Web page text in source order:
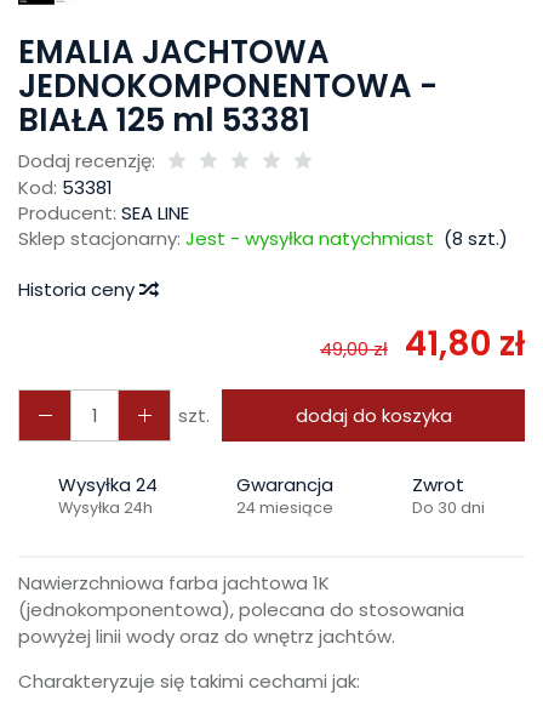
EMALIA JACHTOWA
JEDNOKOMPONENTOWA -
BIAŁA 125 ml 53381
Dodaj recenzję:
Kod: 53381
Producent: SEA LINE
Sklep stacjonarny: Jest - wysyłka natychmiast (8 szt.)
Historia ceny
49,00 zł 41,80 zł
szt. dodaj do koszyka
Wysyłka 24
Wysyłka 24h
Gwarancja
24 miesiące
Zwrot
Do 30 dni
Nawierzchniowa farba jachtowa 1K
(jednokomponentowa), polecana do stosowania
powyżej linii wody oraz do wnętrz jachtów.
Charakteryzuje się takimi cechami jak: